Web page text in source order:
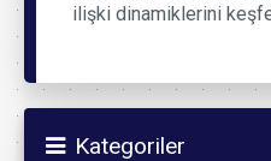
ilişki dinamiklerini
Kategoriler